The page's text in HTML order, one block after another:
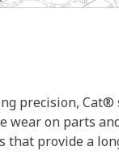
precision,
wear on parts
that provide a